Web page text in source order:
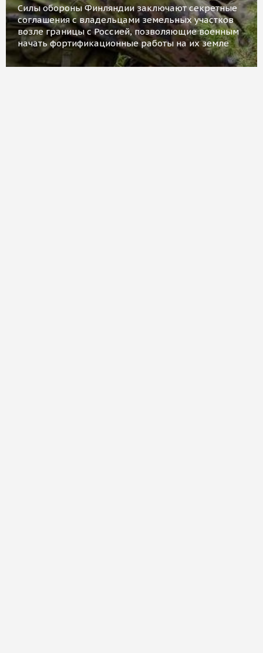
Силы обороны Финляндии заключают секретные
соглашения с владельцами земельных участков
возле границы с Россией, позволяющие военным
начать фортификационные работы на их земле